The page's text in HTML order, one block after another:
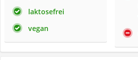
laktosefrei
vegan